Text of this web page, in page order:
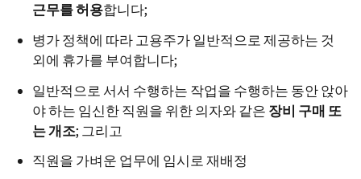
근무를허용합니다;
병가 정책에 따라 고용주가 일반적으로 제공하는 것
외에 휴가를 부여합니다;
일반적으로 서서 수행하는 작업을 수행하는 동안 앉아
야 하는 임신한 직원을 위한 의자와 같은 장비 구매 또
는개조; 그리고
직원을 가벼운 업무에 임시로 재배정